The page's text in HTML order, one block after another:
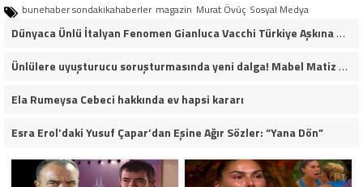
bunehaber sondakikahaberler magazin Murat Övüç Sosyal Medya
Dünyaca Ünlü İtalyan Fenomen Gianluca Vacchi Türkiye Aşkına Geliyor!
Ünlülere uyuşturucu soruşturmasında yeni dalga! Mabel Matiz dahil 14 kişi gözaltına alındı
Ela Rumeysa Cebeci hakkında ev hapsi kararı
Esra Erol’daki Yusuf Çapar’dan Eşine Ağır Sözler: “Yana Dön”